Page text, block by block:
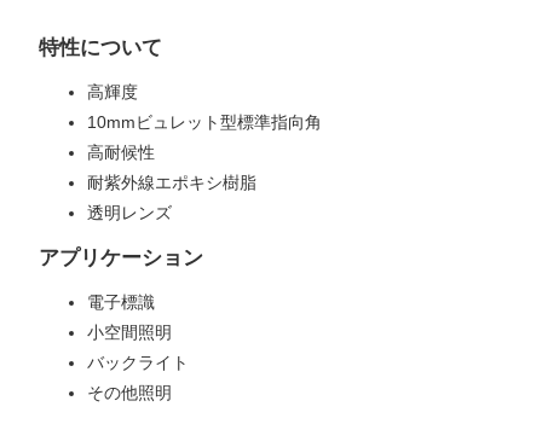
特性について
高輝度
10mmビュレット型標準指向角
高耐候性
耐紫外線エポキシ樹脂
透明レンズ
アプリケーション
電子標識
小空間照明
バックライト
その他照明